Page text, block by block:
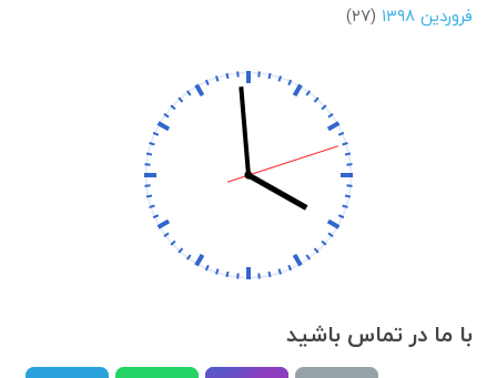
فروردین ۱۳۹۸
(۲۷)
با ما در تماس باشید